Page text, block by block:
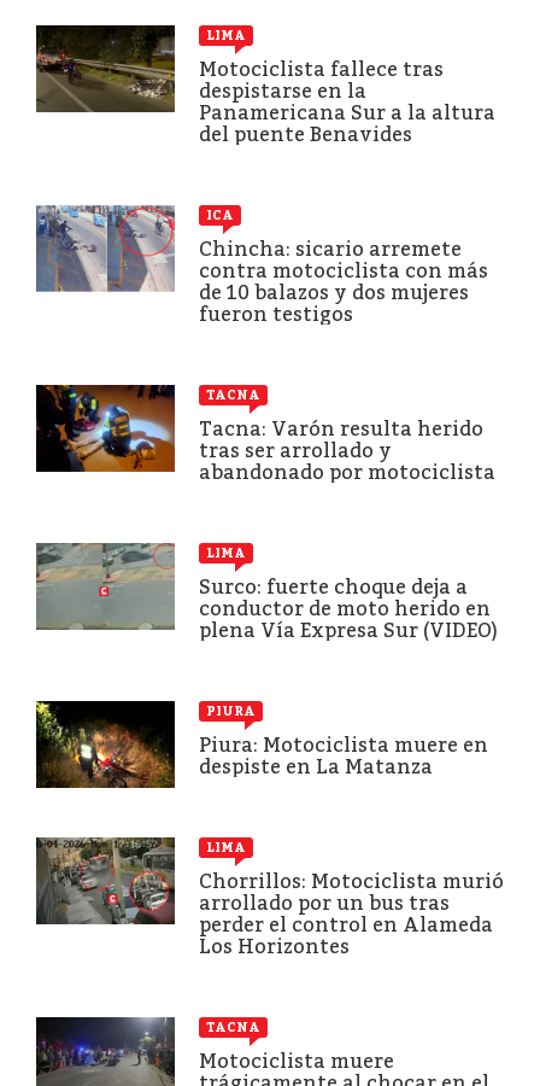
LIMA
Motociclista fallece tras
despistarse en la
Panamericana Sur a la altura
del puente Benavides
ICA
Chincha: sicario arremete
contra motociclista con más
de 10 balazos y dos mujeres
fueron testigos
TACNA
Tacna: Varón resulta herido
tras ser arrollado y
abandonado por motociclista
LIMA
Surco: fuerte choque deja a
conductor de moto herido en
plena Vía Expresa Sur (VIDEO)
PIURA
Piura: Motociclista muere en
despiste en La Matanza
LIMA
Chorrillos: Motociclista murió
arrollado por un bus tras
perder el control en Alameda
Los Horizontes
TACNA
Motociclista muere